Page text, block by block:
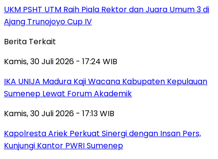
UKM PSHT UTM Raih Piala Rektor dan Juara Umum 3 di
Ajang Trunojoyo Cup IV
Berita Terkait
Kamis, 30 Juli 2026 - 17:24 WIB
IKA UNIJA Madura Kaji Wacana Kabupaten Kepulauan
Sumenep Lewat Forum Akademik
Kamis, 30 Juli 2026 - 17:13 WIB
Kapolresta Ariek Perkuat Sinergi dengan Insan Pers,
Kunjungi Kantor PWRI Sumenep